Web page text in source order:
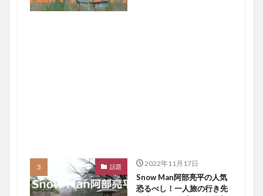
話題 2022年11月17日
Snow Man阿部亮平の人気
恐るべし！一人旅の行き先